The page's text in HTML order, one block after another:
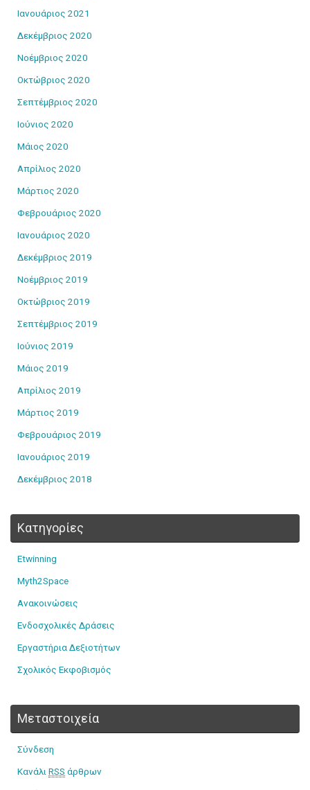
Ιανουάριος 2021
Δεκέμβριος 2020
Νοέμβριος 2020
Οκτώβριος 2020
Σεπτέμβριος 2020
Ιούνιος 2020
Μάιος 2020
Απρίλιος 2020
Μάρτιος 2020
Φεβρουάριος 2020
Ιανουάριος 2020
Δεκέμβριος 2019
Νοέμβριος 2019
Οκτώβριος 2019
Σεπτέμβριος 2019
Ιούνιος 2019
Μάιος 2019
Απρίλιος 2019
Μάρτιος 2019
Φεβρουάριος 2019
Ιανουάριος 2019
Δεκέμβριος 2018
Kατηγορίες
Etwinning
Myth2Space
Ανακοινώσεις
Ενδοσχολικές Δράσεις
Εργαστήρια Δεξιοτήτων
Σχολικός Εκφοβισμός
Μεταστοιχεία
Σύνδεση
Κανάλι RSS άρθρων